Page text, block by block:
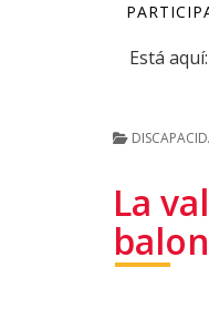
Está aquí:
La